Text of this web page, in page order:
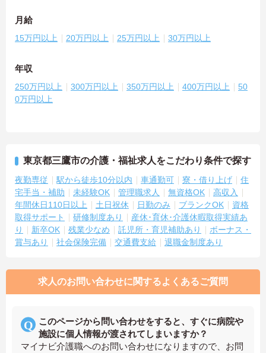
月給
15万円以上 20万円以上 25万円以上 30万円以上
年収
250万円以上 300万円以上 350万円以上 400万円以上
50
0万円以上
東京都三鷹市の介護・福祉求人をこだわり条件で探す
夜勤専従 駅から徒歩10分以内 車通勤可 寮・借り上げ
住
宅手当・補助
未経験OK 管理職求人 無資格OK
高収入
年間休日110日以上
土日祝休 日勤のみ ブランクOK
資格
取得サポート
研修制度あり
産休･育休･介護休暇取得実績あ
り
新卒OK 残業少なめ 託児所・育児補助あり
ボーナス・
賞与あり
社会保険完備 交通費支給 退職金制度あり
求人のお問い合わせに関するよくあるご質問
このページから問い合わせをすると、すぐに病院や
施設に個人情報が渡されてしまいますか？
マイナビ介護職へのお問い合わせになりますので、お問